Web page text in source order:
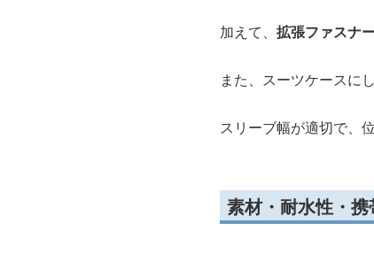
加えて、 拡張ファスナ
また、スーツケースに
スリーブ幅が適切で、
素材・耐水性・